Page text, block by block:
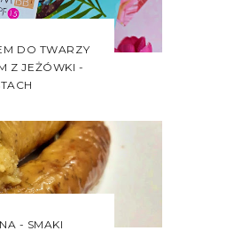
DO TWARZY
Z JEŻÓWKI -
- SMAKI